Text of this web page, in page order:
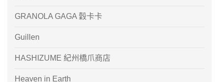
GRANOLA GAGA 穀卡卡
Guillen
HASHIZUME 紀州橋爪商店
Heaven in Earth